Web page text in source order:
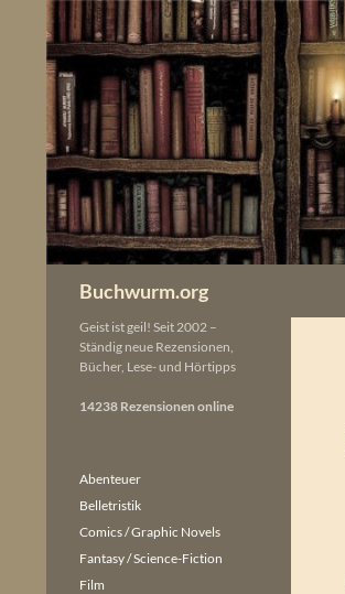
springen
Buchwurm.org
Geist ist geil! Seit 2002 –
Ständig neue Rezensionen,
Bücher, Lese- und Hörtipps
14238 Rezensionen online
Abenteuer
Belletristik
Comics / Graphic Novels
Fantasy / Science-Fiction
Film